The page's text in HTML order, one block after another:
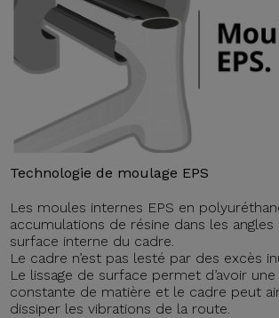
Technologie de moulage EPS
Les moules internes EPS en
accumulations de résine dans les angles
surface interne du cadre.
Le cadre n’est pas lesté par des excès
Le lissage de surface permet d’avoir
constante de matière et le cadre peut
dissiper les vibrations de la route.